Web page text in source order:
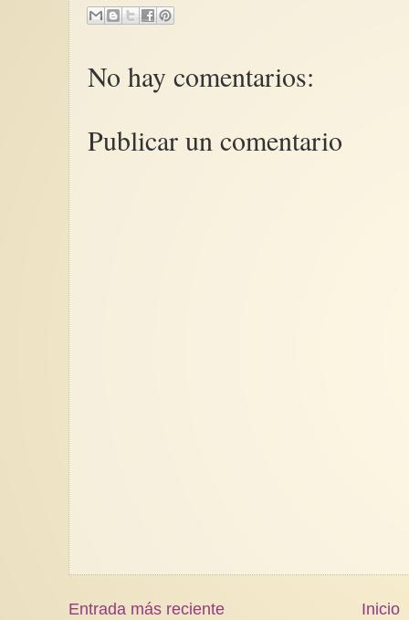
No hay comentarios:
Publicar un comentario
Entrada más reciente
Inicio
es mal educada, no